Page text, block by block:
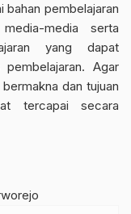
bahan pembelajaran
media serta
yang dapat
Agar
dan tujuan
tercapai secara